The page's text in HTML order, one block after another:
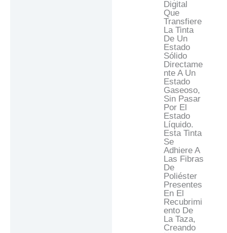
Digital
Que
Transfiere
La Tinta
De Un
Estado
Sólido
Directame
Nte A Un
Estado
Gaseoso,
Sin Pasar
Por El
Estado
Líquido.
Esta Tinta
Se
Adhiere A
Las Fibras
De
Poliéster
Presentes
En El
Recubrimi
Ento De
La Taza,
Creando